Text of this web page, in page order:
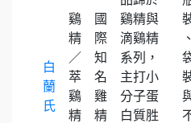
白
蘭
氏
鷄
精
／
萃
鷄
精
國
際
知
名
雞
精
鷄精與
滴鷄精
系列，
主打小
分子蛋
白質胜
、